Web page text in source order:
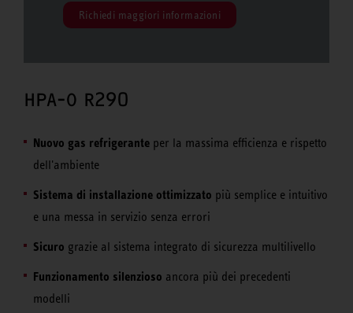
Richiedi maggiori informazioni
HPA-O R290
Nuovo gas refrigerante per la massima efficienza e rispetto
dell'ambiente
Sistema di installazione ottimizzato più semplice e intuitivo
e una messa in servizio senza errori
Sicuro grazie al sistema integrato di sicurezza multilivello
Funzionamento silenzioso ancora più dei precedenti
modelli